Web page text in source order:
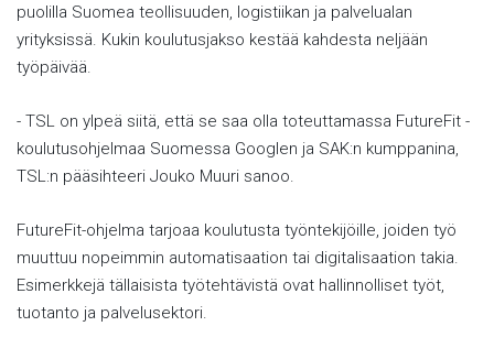
puolilla Suomea teollisuuden, logistiikan ja palvelualan
yrityksissä. Kukin koulutusjakso kestää kahdesta neljään
työpäivää.
- TSL on ylpeä siitä, että se saa olla toteuttamassa FutureFit -
koulutusohjelmaa Suomessa Googlen ja SAK:n kumppanina,
TSL:n pääsihteeri Jouko Muuri sanoo.
FutureFit-ohjelma tarjoaa koulutusta työntekijöille, joiden työ
muuttuu nopeimmin automatisaation tai digitalisaation takia.
Esimerkkejä tällaisista työtehtävistä ovat hallinnolliset työt,
tuotanto ja palvelusektori.